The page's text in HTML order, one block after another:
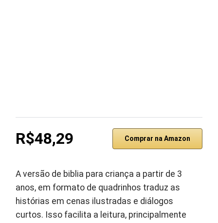
R$48,29 Comprar na Amazon
A versão de biblia para criança a partir de 3
anos, em formato de quadrinhos traduz as
histórias em cenas ilustradas e diálogos
curtos. Isso facilita a leitura, principalmente